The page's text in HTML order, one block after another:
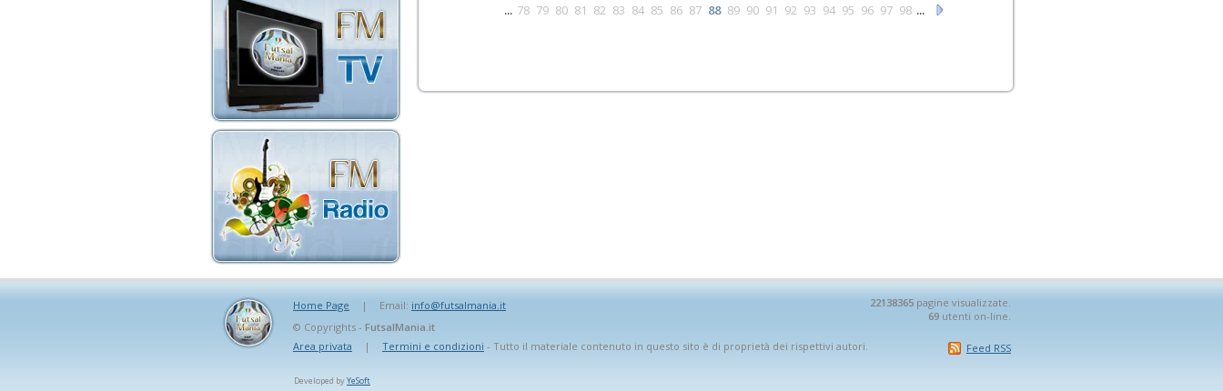
... 78 79 80 81 82 83 84 85 86 87 88 89 90 91 92 93 94 95 96 97 98 ...
22138365 pagine visualizzate.
69 utenti on-line.
Feed RSS
Home Page | Email: info@futsalmania.it
© Copyrights - FutsalMania.it
Area privata
| Termini e condizioni - Tutto il materiale contenuto in questo sito è di proprietà dei rispettivi autori.
Developed byYeSoft